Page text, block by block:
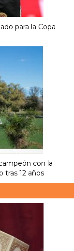
para la Copa
con la
tras 12 años